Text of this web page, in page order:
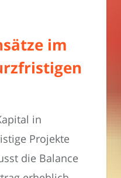
im
in
Projekte
die Balance